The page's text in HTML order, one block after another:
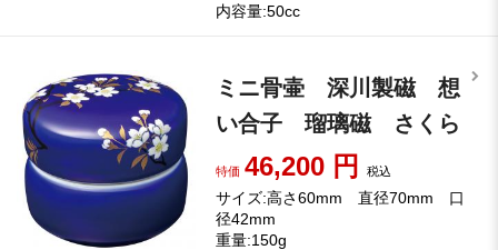
内容量:50cc
ミニ骨壷 深川製磁 想
い合子 瑠璃磁 さくら
特価 46,200 円税込
サイズ:高さ60mm 直径70mm 口
径42mm
重量:150g